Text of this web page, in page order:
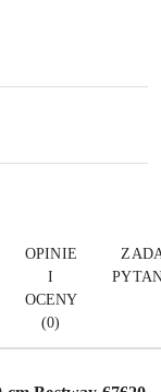
OPINIE
I
OCENY
(0)